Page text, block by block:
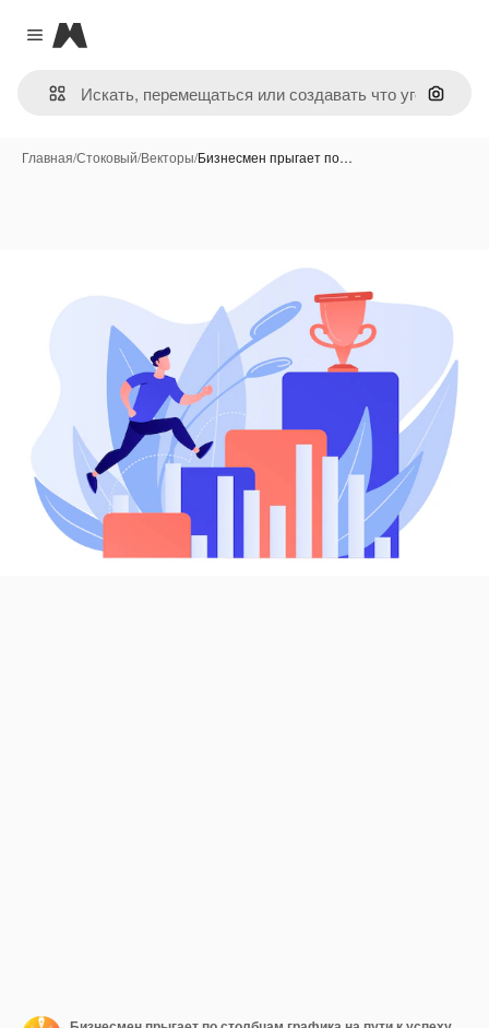
Close menu
Magnific
Поиск
Главная/Стоковый/Векторы/Бизнесмен прыгает по…